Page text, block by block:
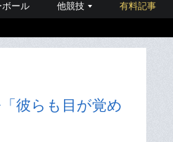
ボール 他競技 有料記事
彼らも目が覚め